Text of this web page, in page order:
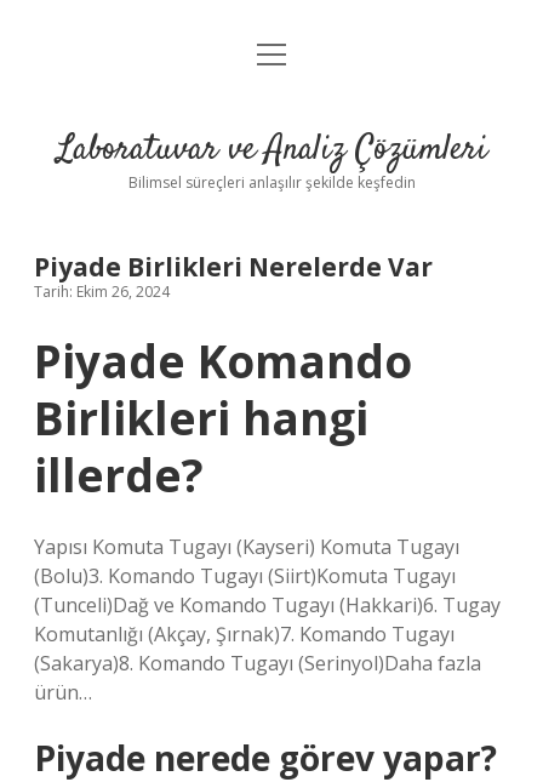
Anasayfa
Yasal Uyarı
menüyü
Laboratuvar ve Analiz Çözümleri
Bilimsel süreçleri anlaşılır şekilde keşfedin
Piyade Birlikleri Nerelerde Var
Tarih: Ekim 26, 2024
Piyade Komando
Birlikleri hangi
illerde?
Yapısı Komuta Tugayı (Kayseri) Komuta Tugayı
(Bolu)3. Komando Tugayı (Siirt)Komuta Tugayı
(Tunceli)Dağ ve Komando Tugayı (Hakkari)6. Tugay
Komutanlığı (Akçay, Şırnak)7. Komando Tugayı
(Sakarya)8. Komando Tugayı (Serinyol)Daha fazla
ürün…
Piyade nerede görev yapar?